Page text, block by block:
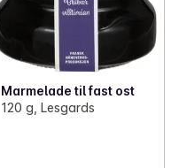
Marmelade til fast ost
120 g, Lesgards